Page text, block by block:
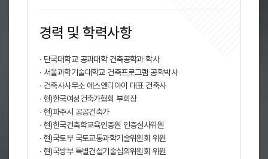
경력 및 학력사항
∙ 단국대학교 공과대학 건축공학과 학사
∙ 서울과학기술대학교 건축프로그램 공학박사
∙ 건축사사무소 에스앤디아이 대표 건축사
∙ 현)한국여성건축가협회 부회장
∙ 현)파주시 공공건축가
∙ 현)한국건축학교육인증원 인증실사위원
∙ 현)국토부 국토교통과학기술위원회 위원
∙ 현)국방부 특별건설기술심의위원회 위원